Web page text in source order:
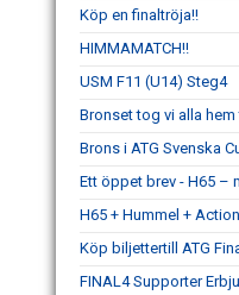
Köp en finaltröja!!
HIMMAMATCH!!
USM F11 (U14) Steg4
Bronset tog vi alla
Brons i ATG Svenska
Ett öppet brev - H65 –
H65 + Hummel +
Köp biljettertill ATG
FINAL4 Supporter